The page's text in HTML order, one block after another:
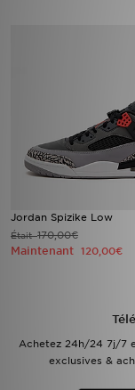
Jordan Spizike Low
Était170,00€
Maintenant 120,00€
Achetez 24h/24 7j/7
exclusives &